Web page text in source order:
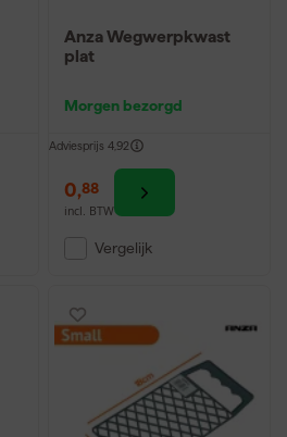
Anza Wegwerpkwast
plat
Morgen bezorgd
Adviesprijs 4,92
0,88
incl. BTW
Vergelijk